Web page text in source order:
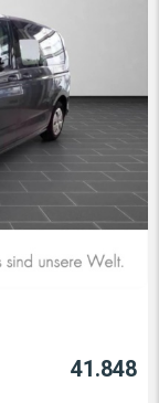
41.848